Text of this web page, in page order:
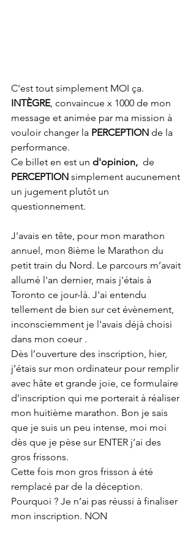
C'est tout simplement MOI ça.
INTÈGRE, convaincue x 1000 de mon
message et animée par ma mission à
vouloir changer la PERCEPTION de la
performance.
Ce billet en est un d'opinion,
  de
PERCEPTION simplement aucunement
un jugement plutôt un
questionnement.
J'avais en tête, pour mon marathon
annuel, mon 8ième le Marathon du
petit train du Nord. Le parcours m’avait
allumé l'an dernier, mais j'étais à
Toronto ce jour-là. J'ai entendu
tellement de bien sur cet évènement,
inconsciemment je l'avais déjà choisi
dans mon coeur .
Dès l’ouverture des inscription, hier,
j’étais sur mon ordinateur pour remplir
avec hâte et grande joie, ce formulaire
d’inscription qui me porterait à réaliser
mon huitième marathon. Bon je sais
que je suis un peu intense, moi moi
dès que je pèse sur ENTER j’ai des
gros frissons.
Cette fois mon gros frisson à été
remplacé par de la déception.
Pourquoi ? Je n’ai pas réussi à finaliser
mon inscription. NON